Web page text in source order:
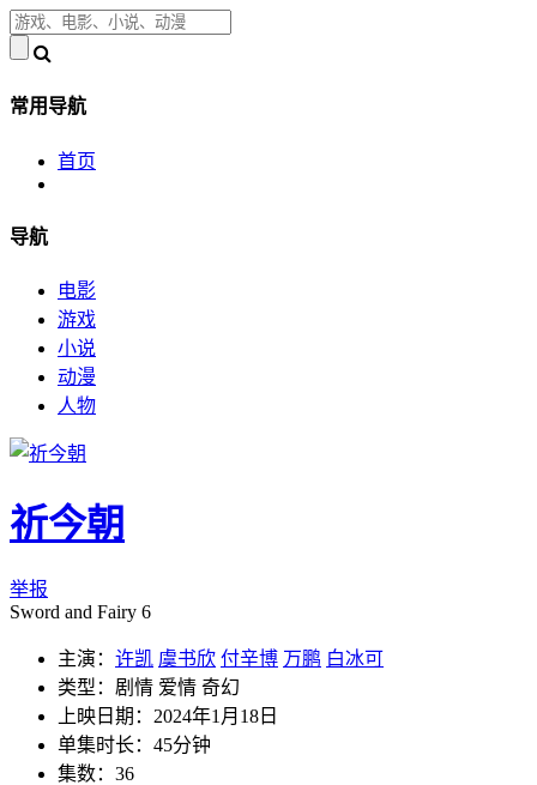
常用导航
首页
导航
电影
游戏
小说
动漫
人物
祈今朝
举报
Sword and Fairy 6
主演： 许凯 虞书欣 付辛博 万鹏 白冰可
类型：剧情 爱情 奇幻
上映日期：2024年1月18日
单集时长：45分钟
集数：36